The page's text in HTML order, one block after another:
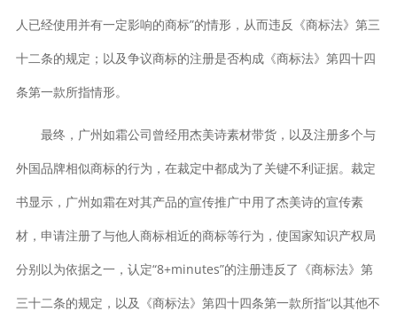
人已经使用并有一定影响的商标”的情形，从而违反《商标法》第三
十二条的规定；以及争议商标的注册是否构成《商标法》第四十四
条第一款所指情形。
最终，广州如霜公司曾经用杰美诗素材带货，以及注册多个与
外国品牌相似商标的行为，在裁定中都成为了关键不利证据。裁定
书显示，广州如霜在对其产品的宣传推广中用了杰美诗的宣传素
材，申请注册了与他人商标相近的商标等行为，使国家知识产权局
分别以为依据之一，认定“8+minutes”的注册违反了《商标法》第
三十二条的规定，以及《商标法》第四十四条第一款所指“以其他不